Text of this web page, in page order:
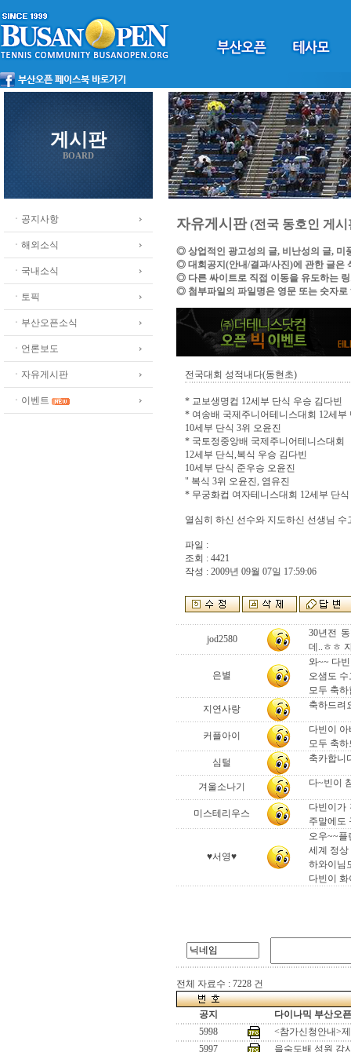
게시판
BOARD
ㆍ공지사항
ㆍ해외소식
ㆍ국내소식
ㆍ토픽
ㆍ부산오픈소식
ㆍ언론보도
ㆍ자유게시판
ㆍ이벤트
자유게시판(전국 동호인 게시
◎ 상업적인 광고성의 글, 비난성의 글, 미
◎ 대회공지(안내/결과/사진)에 관한 글은
◎ 다른 싸이트로 직접 이동을 유도하는
◎ 첨부파일의 파일명은 영문 또는 숫자로
전국대회 성적내다(동현초)
* 교보생명컵 12세부 단식 우승 김다빈
* 여송배 국제주니어테니스대회 12세부
10세부 단식 3위 오윤진
* 국토정중앙배 국제주니어테니스대회
12세부 단식,복식 우승 김다빈
10세부 단식 준우승 오윤진
" 복식 3위 오윤진, 염유진
* 무궁화컵 여자테니스대회 12세부 단
열심히 하신 선수와 지도하신 선생님 수
파일 :
조회 : 4421
작성 : 2009년 09월 07일 17:59:06
jod2580
30년전
데..ㅎㅎ
은별
와~~ 다
오샘도
모두 축
지연사랑
축하드려
커플아이
다빈이
모두 축
심털
축카합니
겨울소나기 다~빈이
미스테리우스
다빈이가
주말에도
♥서영♥
오우~~플
세계 정상
하와이님
다빈이
전체 자료수 : 7228 건
공지
다이나믹 부산오
5998
<참가신청안내>
5997
을숙도배 성원 감